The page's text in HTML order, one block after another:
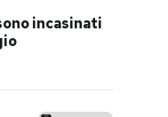
incasinati